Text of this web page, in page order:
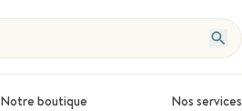
Notre boutique Nos services